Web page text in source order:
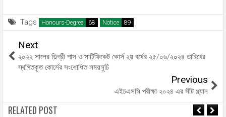
Tags Honours-Degree Notice
Next
২০২২ সালের ডিগ্রী পাস ও সার্টিফিকেট কোর্স ২য় বর্ষের ২৫/০৬/২০২৪ তারিখের
স্থগিতকৃত কোর্সের সংশোধিত সময়সূচি
Previous
এইচএসসি পরীক্ষা ২০২৪ এর সীট প্ল্যান
RELATED POST